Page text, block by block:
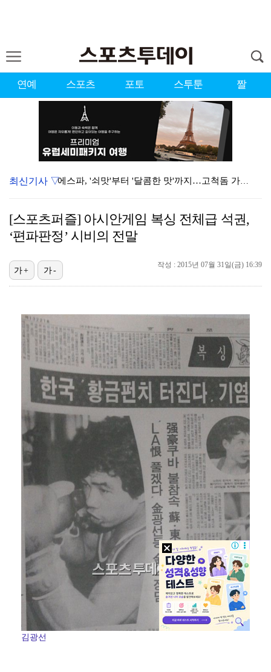
연예 스포츠 포토 스투툰 짤
에스파, '쇠맛'부터 '달콤한 맛'까지…고척돔 가득 채…
'리그 2연패 정조준' 아스널, 뉴캐슬서 기마랑이스 영…
한국 남자배구, 중국 3-0 완파하고 동아시아선수권 결…
"언론사 대표·국회의원도"…최연청, 판사 남편까지 화려…
박지민 아나운서 "발리까지 갔는데…'피의 게임2' 출연…
'첫 승 도전' 장은수 "우승 의식하기보다 내 플레이에…
'서명관·야고 연속골' 울산, 동해안 더비서 포항 제압…
최신기사 ▽
[스포츠퍼즐] 아시안게임 복싱 전체급 석권,
‘편파판정’ 시비의 전말
작성 : 2015년 07월 31일(금) 16:39
가+ 가-
김광선